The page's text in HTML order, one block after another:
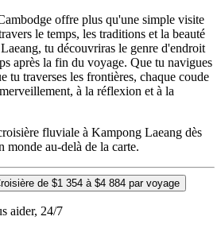
offre plus qu'une simple visite
le temps, les traditions et la beauté
tu découvriras le genre d'endroit
après la fin du voyage. Que tu navigues
tu traverses les frontières, chaque coude
à la réflexion et à la
fluviale à Kampong Laeang dès
monde au-delà de la carte.
de $1 354 à $4 884 par voyage
aider, 24/7